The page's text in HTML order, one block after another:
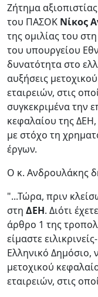
Zήτημα
του ΠΑΣΟΚ Νίκος
της ομιλίας του
του υπουργείου
δυνατότητα στο
αυξήσεις
εταιρειών, στις
συγκεκριμένα την
κεφαλαίου της
με στόχο τη
έργων.
Ο κ. Ανδρουλάκης
"...Τώρα, πριν
στη ΔΕΗ. Διότι
άρθρο 1 της
είμαστε
Ελληνικό Δημόσιο,
μετοχικού
εταιρειών, στις